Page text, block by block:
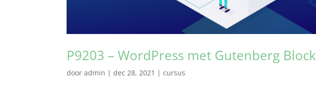
P9203 – WordPress met Gutenberg Block
dooradmin |dec 28, 2021 |cursus